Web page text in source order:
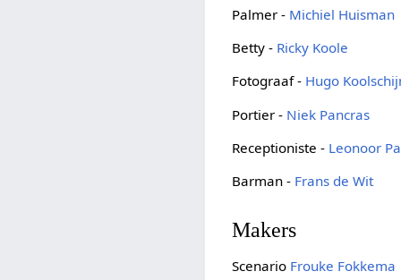
Palmer - Michiel Huisman
Betty - Ricky Koole
Fotograaf - Hugo
Portier - Niek Pancras
Receptioniste - Leonoor
Barman - Frans de Wit
Makers
Scenario Frouke Fokkema